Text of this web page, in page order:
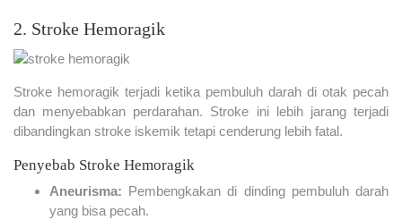
2. Stroke Hemoragik
Stroke hemoragik terjadi ketika pembuluh darah di otak pecah
dan menyebabkan perdarahan. Stroke ini lebih jarang terjadi
dibandingkan stroke iskemik tetapi cenderung lebih fatal.
Penyebab Stroke Hemoragik
Aneurisma: Pembengkakan di dinding pembuluh darah
yang bisa pecah.